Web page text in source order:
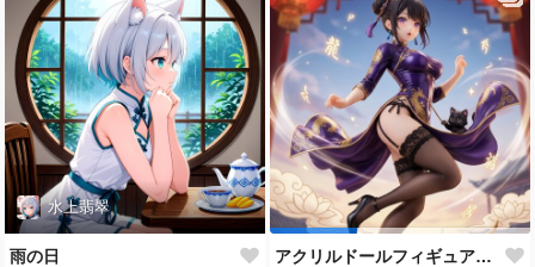
水上翡翠
雨の日 アクリルドールフィギュア その② こたろーさんファンアート╰(*´︶`*)╯♡